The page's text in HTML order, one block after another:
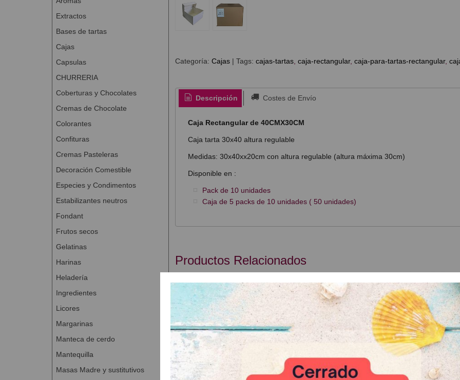
Extractos
Bases de tartas
Cajas
Capsulas
CHURRERIA
Coberturas y Chocolates
Cremas de Chocolate
Colorantes
Confituras
Cremas Pasteleras
Decoración Comestible
Especies y Condimentos
Estabilizantes neutros
Fondant
Frutos secos
Gelatinas
Harinas
Heladería
Ingredientes
Licores
Margarinas
Manteca de cerdo
Mantequilla
Masas Madre y sustitutivos
Categoría: Cajas| Tags: cajas-tartas caja-rectangular caja-para-tartas-rectangular
Descripción Costes de Envío
Caja Rectangular de 40CMX30CM
Caja tarta 30x40 altura regulable
Medidas: 30x40xx20cm con altura regulable (altura máxima 30cm)
Disponible en :
Pack de 10 unidades
Caja de 5 packs de 10 unidades ( 50 unidades)
Productos Relacionados